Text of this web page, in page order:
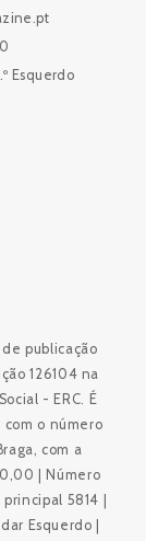
Esquerdo
publicação
126104 na
- ERC. É
o número
com a
| Número
5814 |
Esquerdo |